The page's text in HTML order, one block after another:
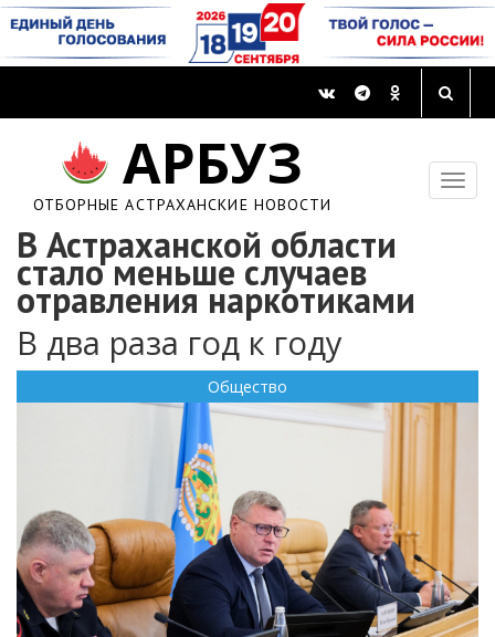
АРБУЗ
ОТБОРНЫЕ АСТРАХАНСКИЕ НОВОСТИ
В Астраханской области
стало меньше случаев
отравления наркотиками
В два раза год к году
Общество